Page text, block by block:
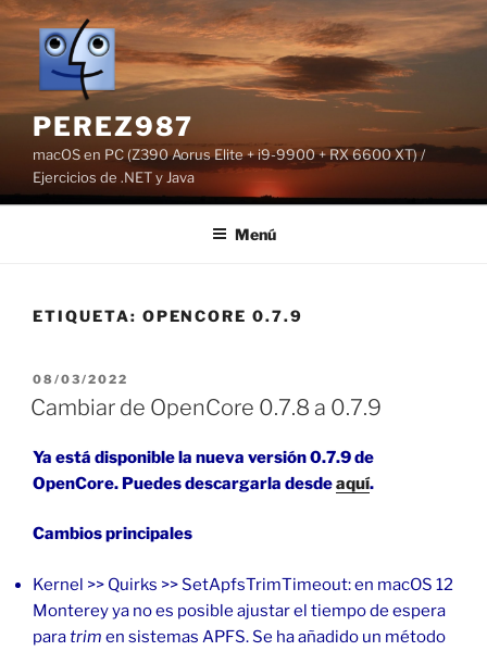
Saltar
contenido
PEREZ987
macOS en PC (Z390 Aorus Elite + i9-9900 + RX 6600 XT) /
Ejercicios de .NET y Java
Menú
ETIQUETA: OPENCORE 0.7.9
PUBLICADO
EL
08/03/2022
Cambiar de OpenCore 0.7.8 a 0.7.9
Ya está disponible la nueva versión 0.7.9 de
OpenCore. Puedes descargarla desdeaquí.
Cambios principales
Kernel >> Quirks >> SetApfsTrimTimeout: en macOS 12
Monterey ya no es posible ajustar el tiempo de espera
paratrim en sistemas APFS. Se ha añadido un método